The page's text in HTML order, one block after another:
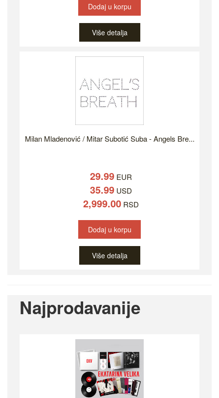
Dodaj u korpu
Više detalja
Milan Mladenović / Mitar Subotić Suba - Angels Bre...
29.99EUR
35.99USD
2,999.00RSD
Dodaj u korpu
Više detalja
Najprodavanije